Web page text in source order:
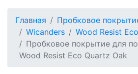
Главная
Пробковое
Wicanders
Wood Resist Eco
Пробковое покрытие для
Wood Resist Eco Quartz Oak